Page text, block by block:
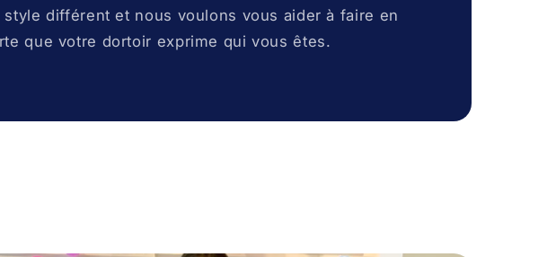
style différent et nous voulons vous aider à faire en
que votre dortoir exprime qui vous êtes.​